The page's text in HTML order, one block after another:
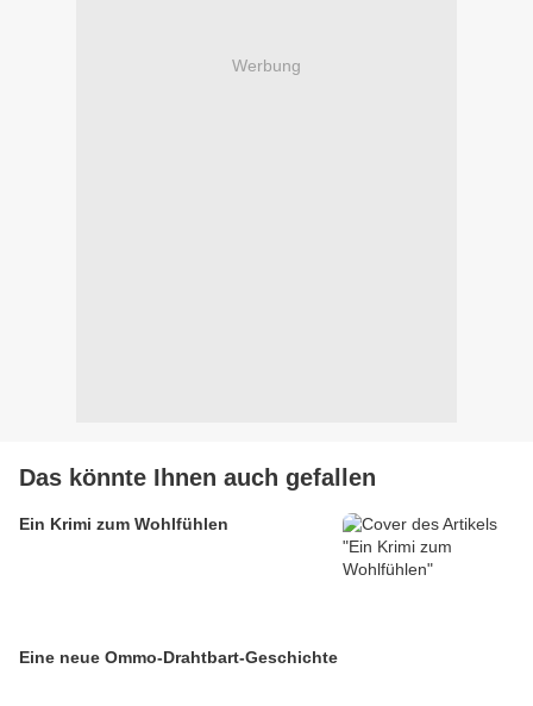
Werbung
Das könnte Ihnen auch gefallen
Ein Krimi zum Wohlfühlen
Eine neue Ommo-Drahtbart-Geschichte